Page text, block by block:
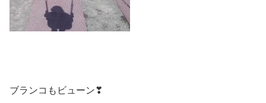
ブランコもビューン❣